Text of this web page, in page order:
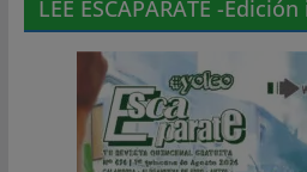
LEE ESCAPARATE -